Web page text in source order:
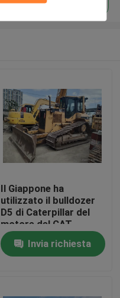
Il Giappone ha
utilizzato il bulldozer
D5 di Caterpillar del
motore del CAT
3116T del CAT D5M
LGP del bulldozer
Invia richiesta